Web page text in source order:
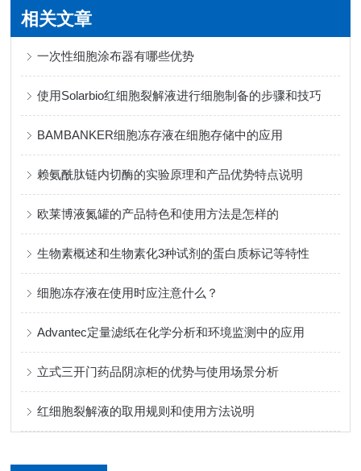
相关文章
一次性细胞涂布器有哪些优势
使用Solarbio红细胞裂解液进行细胞制备的步骤和技巧
BAMBANKER细胞冻存液在细胞存储中的应用
赖氨酰肽链内切酶的实验原理和产品优势特点说明
欧莱博液氮罐的产品特色和使用方法是怎样的
生物素概述和生物素化3种试剂的蛋白质标记等特性
细胞冻存液在使用时应注意什么？
Advantec定量滤纸在化学分析和环境监测中的应用
立式三开门药品阴凉柜的优势与使用场景分析
红细胞裂解液的取用规则和使用方法说明